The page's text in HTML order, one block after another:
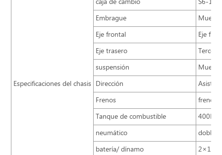
Especificaciones del chasis
caja de cambio
S6-
Embrague
Muelle
Eje frontal
Eje
Eje trasero
Tercer
suspensión
Muelle
Dirección
Frenos
freno
Tanque de combustible
neumático
doble
batería/ dínamo